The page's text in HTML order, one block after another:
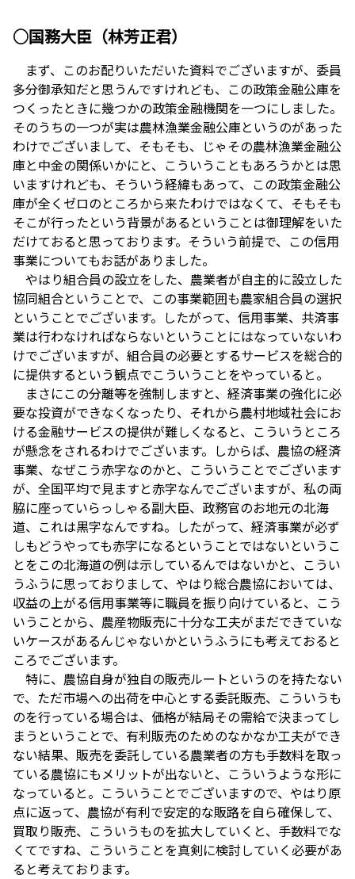
○国務大臣（林芳正君）
まず、このお配りいただいた資料でございますが、委員
多分御承知だと思うんですけれども、この政策金融公庫を
つくったときに幾つかの政策金融機関を一つにしました。
そのうちの一つが実は農林漁業金融公庫というのがあった
わけでございまして、そもそも、じゃその農林漁業金融公
庫と中金の関係いかにと、こういうこともあろうかとは思
いますけれども、そういう経緯もあって、この政策金融公
庫が全くゼロのところから来たわけではなくて、そもそも
そこが行ったという背景があるということは御理解をいた
だけておると思っております。そういう前提で、この信用
事業についてもお話がありました。
やはり組合員の設立をした、農業者が自主的に設立した
協同組合ということで、この事業範囲も農家組合員の選択
ということでございます。したがって、信用事業、共済事
業は行わなければならないということにはなっていないわ
けでございますが、組合員の必要とするサービスを総合的
に提供するという観点でこういうことをやっていると。
まさにこの分離等を強制しますと、経済事業の強化に必
要な投資ができなくなったり、それから農村地域社会にお
ける金融サービスの提供が難しくなると、こういうところ
が懸念をされるわけでございます。しからば、農協の経済
事業、なぜこう赤字なのかと、こういうことでございます
が、全国平均で見ますと赤字なんでございますが、私の両
脇に座っていらっしゃる副大臣、政務官のお地元の北海
道、これは黒字なんですね。したがって、経済事業が必ず
しもどうやっても赤字になるということではないというこ
とをこの北海道の例は示しているんではないかと、こうい
うふうに思っておりまして、やはり総合農協においては、
収益の上がる信用事業等に職員を振り向けていると、こう
いうことから、農産物販売に十分な工夫がまだできていな
いケースがあるんじゃないかというふうにも考えておると
ころでございます。
特に、農協自身が独自の販売ルートというのを持たない
で、ただ市場への出荷を中心とする委託販売、こういうも
のを行っている場合は、価格が結局その需給で決まってし
まうということで、有利販売のためのなかなか工夫ができ
ない結果、販売を委託している農業者の方も手数料を取っ
ている農協にもメリットが出ないと、こういうような形に
なっていると。こういうことでございますので、やはり原
点に返って、農協が有利で安定的な販路を自ら確保して、
買取り販売、こういうものを拡大していくと、手数料でな
くてですね、こういうことを真剣に検討していく必要があ
ると考えております。